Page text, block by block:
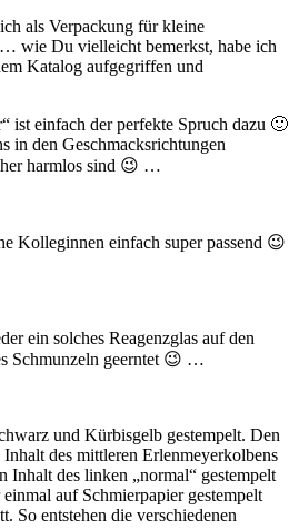
als Verpackung für kleine
wie Du vielleicht bemerkst, habe ich
Katalog aufgegriffen und
ist einfach der perfekte Spruch dazu 🙂
in den Geschmacksrichtungen
harmlos sind 😉 …
Kolleginnen einfach super passend 😉
ein solches Reagenzglas auf den
Schmunzeln geerntet 😉 …
und Kürbisgelb gestempelt. Den
des mittleren Erlenmeyerkolbens
Inhalt des linken „normal“ gestempelt
auf Schmierpapier gestempelt
So entstehen die verschiedenen